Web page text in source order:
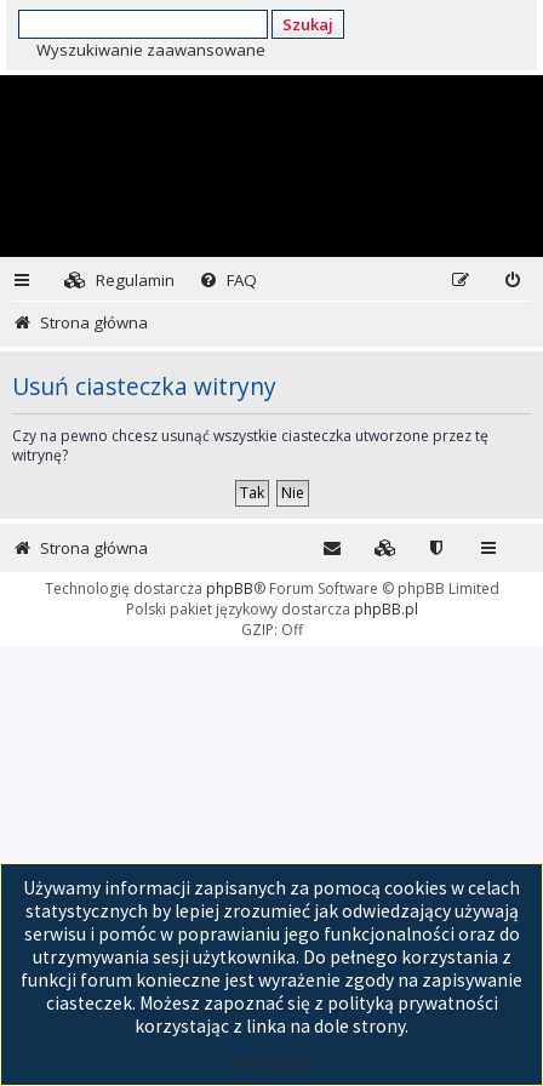
Szukaj
Wyszukiwanie zaawansowane
Regulamin
FAQ
Strona główna
Usuń ciasteczka witryny
Czy na pewno chcesz usunąć wszystkie ciasteczka utworzone przez tę
witrynę?
Używamy informacji zapisanych za pomocą cookies w celach
statystycznych by lepiej zrozumieć jak odwiedzający używają
serwisu i pomóc w poprawianiu jego funkcjonalności oraz do
utrzymywania sesji użytkownika. Do pełnego korzystania z
funkcji forum konieczne jest wyrażenie zgody na zapisywanie
ciasteczek. Możesz zapoznać się z polityką prywatności
korzystając z linka na dole strony.
Akceptuję
Strona główna
Technologię dostarcza phpBB® Forum Software © phpBB Limited
Polski pakiet językowy dostarcza phpBB.pl
GZIP: Off